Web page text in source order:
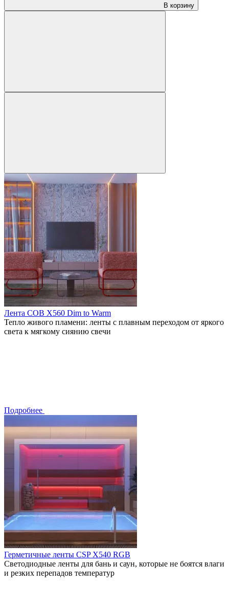
В корзину
Лента COB X560 Dim to Warm
Тепло живого пламени: ленты с плавным переходом от яркого
света к мягкому сиянию свечи
Подробнее
Герметичные ленты CSP X540 RGB
Светодиодные ленты для бань и саун, которые не боятся влаги
и резких перепадов температур